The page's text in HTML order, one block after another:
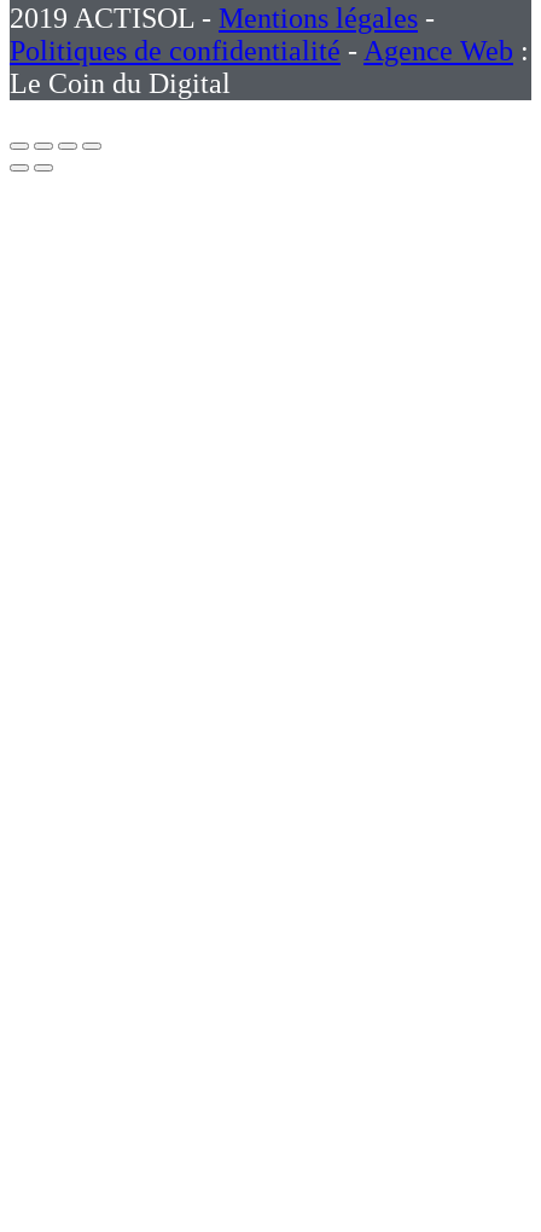
2019 ACTISOL - Mentions légales -
Politiques de confidentialité - Agence Web :
Le Coin du Digital